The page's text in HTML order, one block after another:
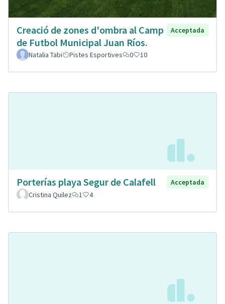
Creació de zones d'ombra al Camp
de Futbol Municipal Juan Ríos.
Acceptada
Natalia Tabi Pistes Esportives 0 10
Porterías playa Segur de Calafell
Acceptada
Cristina Quilez
1 4